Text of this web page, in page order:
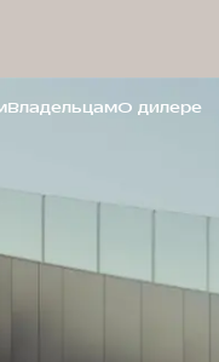
ВладельцамО дилере